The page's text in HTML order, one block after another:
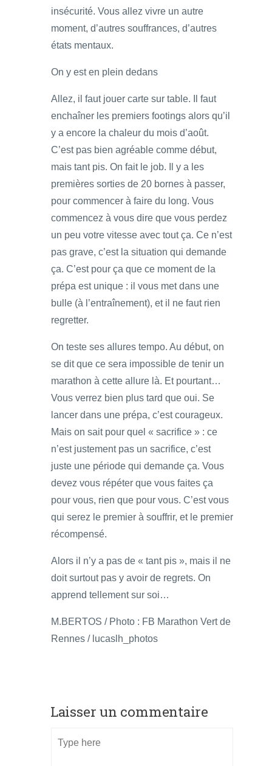
insécurité. Vous allez vivre un autre
moment, d’autres souffrances, d’autres
états mentaux.
On y est en plein dedans
Allez, il faut jouer carte sur table. Il faut
enchaîner les premiers footings alors qu’il
y a encore la chaleur du mois d’août.
C’est pas bien agréable comme début,
mais tant pis. On fait le job. Il y a les
premières sorties de 20 bornes à passer,
pour commencer à faire du long. Vous
commencez à vous dire que vous perdez
un peu votre vitesse avec tout ça. Ce n’est
pas grave, c’est la situation qui demande
ça. C’est pour ça que ce moment de la
prépa est unique : il vous met dans une
bulle (à l’entraînement), et il ne faut rien
regretter.
On teste ses allures tempo. Au début, on
se dit que ce sera impossible de tenir un
marathon à cette allure là. Et pourtant…
Vous verrez bien plus tard que oui. Se
lancer dans une prépa, c’est courageux.
Mais on sait pour quel « sacrifice » : ce
n’est justement pas un sacrifice, c’est
juste une période qui demande ça. Vous
devez vous répéter que vous faites ça
pour vous, rien que pour vous. C’est vous
qui serez le premier à souffrir, et le premier
récompensé.
Alors il n’y a pas de « tant pis », mais il ne
doit surtout pas y avoir de regrets. On
apprend tellement sur soi…
M.BERTOS / Photo : FB Marathon Vert de
Rennes / lucaslh_photos
Laisser un commentaire